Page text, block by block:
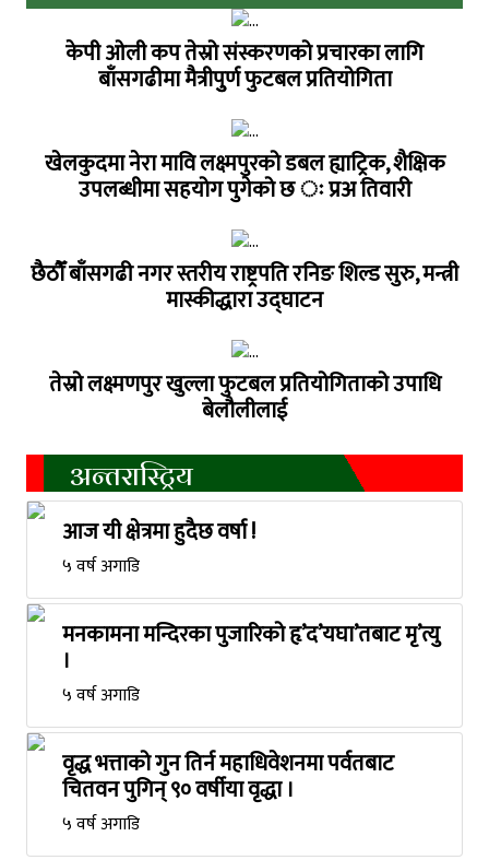
केपी ओली कप तेस्रो संस्करणको प्रचारका लागि
बाँसगढीमा मैत्रीपुुर्ण फुटबल प्रतियोगिता
खेलकुदमा नेरा मावि लक्ष्मपुरको डबल ह्याट्रिक, शैक्षिक
उपलब्धीमा सहयोग पुगेको छ ः प्रअ तिवारी
छैठौँ बाँसगढी नगर स्तरीय राष्ट्रपति रनिङ शिल्ड सुरु, मन्त्री
मास्कीद्धारा उद्घाटन
तेस्रो लक्ष्मणपुर खुल्ला फुटबल प्रतियोगिताको उपाधि
बेलौलीलाई
अन्तरास्ट्रिय
आज यी क्षेत्रमा हुदैछ वर्षा !
५ वर्ष अगाडि
मनकामना मन्दिरका पुजारिको हृ’द’यघा’तबाट मृ’त्यु
।
५ वर्ष अगाडि
वृद्ध भत्ताको गुन तिर्न महाधिवेशनमा पर्वतबाट
चितवन पुगिन् ९० वर्षीया वृद्धा ।
५ वर्ष अगाडि